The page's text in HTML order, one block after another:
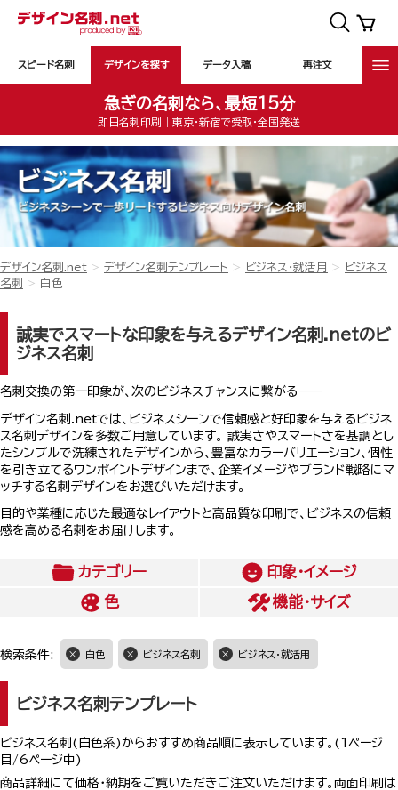
スピード名刺 デザインを探す データ入稿 再注文
急ぎの名刺なら、最短15分
即日名刺印刷｜東京・新宿で受取・全国発送
デザイン名刺.net デザイン名刺テンプレート ビジネス・就活用
ビジネス
名刺
白色
誠実でスマートな印象を与えるデザイン名刺.netのビ
ジネス名刺
名刺交換の第一印象が、次のビジネスチャンスに繋がる――
デザイン名刺.netでは、ビジネスシーンで信頼感と好印象を与えるビジネ
ス名刺デザインを多数ご用意しています。 誠実さやスマートさを基調とし
たシンプルで洗練されたデザインから、豊富なカラーバリエーション、個性
を引き立てるワンポイントデザインまで、企業イメージやブランド戦略にマ
ッチする名刺デザインをお選びいただけます。
目的や業種に応じた最適なレイアウトと高品質な印刷で、ビジネスの信頼
感を高める名刺をお届けします。
カテゴリー
印象・イメージ
色
機能・サイズ
検索条件: 白色 ビジネス名刺 ビジネス・就活用
ビジネス名刺テンプレート
ビジネス名刺(白色系)からおすすめ商品順に表示しています。(1ページ
目/6ページ中)
商品詳細にて価格・納期をご覧いただきご注文いただけます。両面印刷は